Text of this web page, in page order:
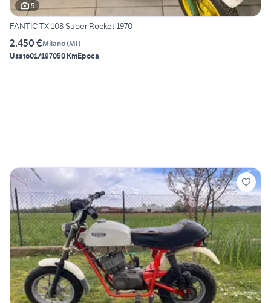
5
FANTIC TX 108 Super Rocket 1970
2.450 €Milano(MI)
Usato01/197050 KmEpoca